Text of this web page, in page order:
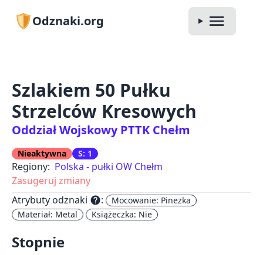
Odznaki.org
Szlakiem 50 Pułku
Strzelców Kresowych
Oddział Wojskowy PTTK Chełm
Nieaktywna S: 1
Regiony: Polska - pułki OW Chełm
Zasugeruj zmiany
Atrybuty odznaki help:
Mocowanie: Pinezka
Materiał: Metal
Książeczka: Nie
Stopnie